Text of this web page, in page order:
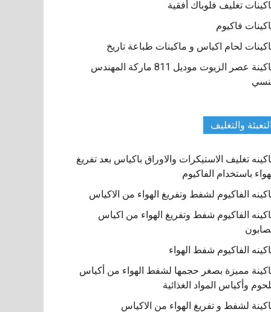
تغليف فلوباك أفقية
فاكيوم
لحام اكياس و ماكينات طباعة تاريخ
ماكينة عصر الزيوت موديل 811 ماركة المهندس
التعبئة والتغليف
تغليف الاستيكرات والاوراق باكياس بعد تفريغ
باستخدام الفاكيوم
الفاكيوم لشفط وتفريغ الهواء من الاكياس
الفاكيوم شفط وتفريغ الهواء من اكياس
الفاكيوم شفط الهواء
مميزة بصغر حجمها لشفط الهواء من أكياس
وأكياس المواد الغذائية
لشفط و تفريغ الهواء من الاكياس